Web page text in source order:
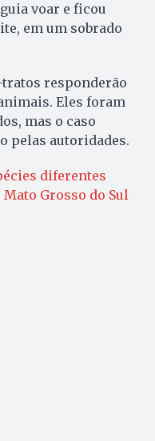
voar e ficou
em um sobrado
responderão
Eles foram
mas o caso
pelas autoridades.
diferentes
Grosso do Sul